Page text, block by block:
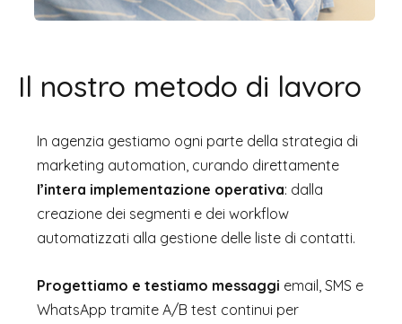
Il nostro metodo di lavoro
In agenzia gestiamo ogni parte della strategia di
marketing automation, curando direttamente
l’intera implementazione operativa: dalla
creazione dei segmenti e dei workflow
automatizzati alla gestione delle liste di contatti.
Progettiamo e testiamo messaggi email, SMS e
WhatsApp tramite A/B test continui per